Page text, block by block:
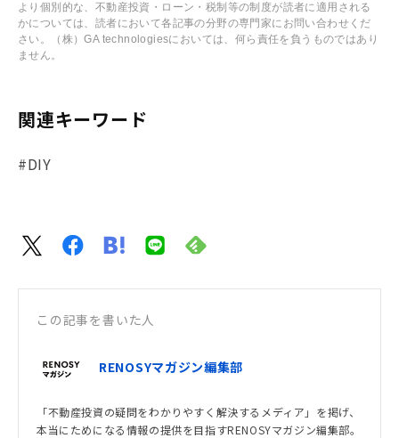
より個別的な、不動産投資・ローン・税制等の制度が読者に適用される
かについては、読者において各記事の分野の専門家にお問い合わせくだ
さい。（株）GA technologiesにおいては、何ら責任を負うものではあり
ません。
関連キーワード
#DIY
この記事を書いた人
RENOSYマガジン編集部
「不動産投資の疑問をわかりやすく解決するメディア」を掲げ、
本当にためになる情報の提供を目指すRENOSYマガジン編集部。